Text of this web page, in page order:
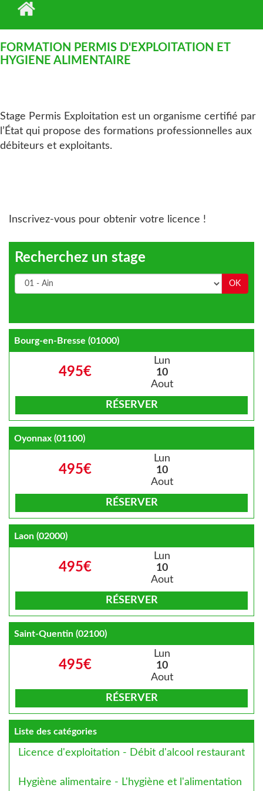
FORMATION PERMIS D'EXPLOITATION ET
HYGIENE ALIMENTAIRE
Stage Permis Exploitation est un organisme certifié par
l’État qui propose des formations professionnelles aux
débiteurs et exploitants.
Inscrivez-vous pour obtenir votre licence !
Recherchez un stage
Bourg-en-Bresse (01000)
495€
Lun
10
Aout
RÉSERVER
Oyonnax (01100)
495€
Lun
10
Aout
RÉSERVER
Laon (02000)
495€
Lun
10
Aout
RÉSERVER
Saint-Quentin (02100)
495€
Lun
10
Aout
RÉSERVER
Liste des catégories
Licence d'exploitation - Débit d'alcool restaurant
Hygiène alimentaire - L'hygiène et l'alimentation